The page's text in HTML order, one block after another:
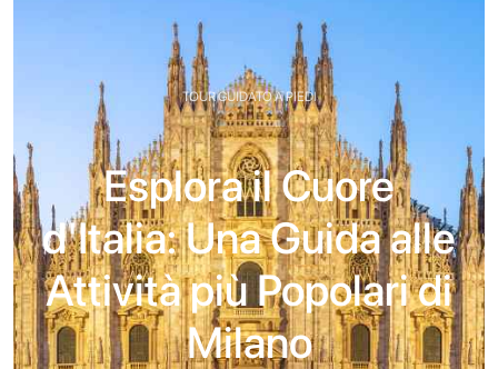
TOUR GUIDATO A PIEDI
Esplora il Cuore
d'Italia: Una Guida alle
Attività più Popolari di
Milano